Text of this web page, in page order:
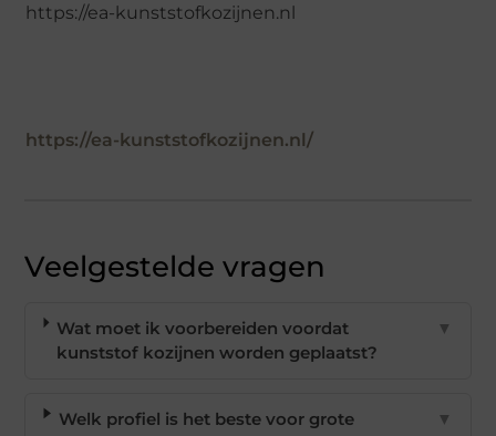
https://ea-kunststofkozijnen.nl
https://ea-kunststofkozijnen.nl/
Veelgestelde vragen
Wat moet ik voorbereiden voordat
kunststof kozijnen worden geplaatst?
▼
Welk profiel is het beste voor grote
▼